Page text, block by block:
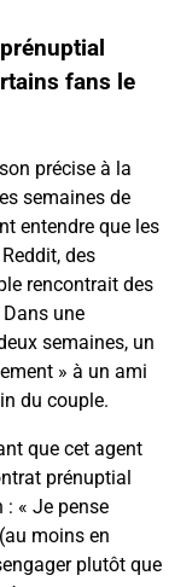
fans le
précise à la
semaines de
entendre que les
des
rencontrait des
une
semaines, un
» à un ami
du couple.
que cet agent
prénuptial
« Je pense
moins en
plutôt que